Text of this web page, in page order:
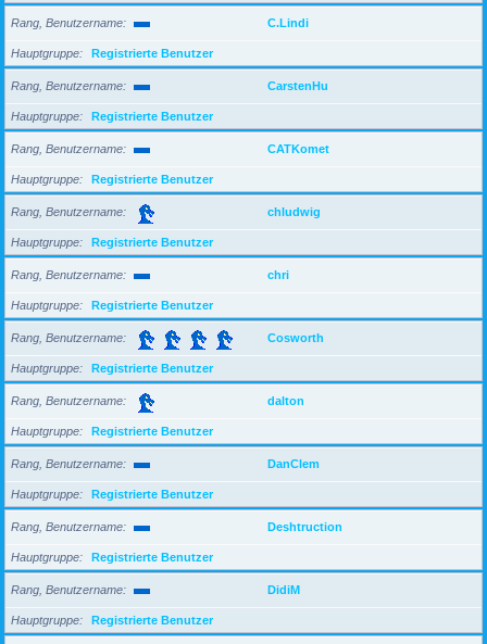
Rang, Benutzername C.Lindi
Hauptgruppe Registrierte Benutzer
Rang, Benutzername CarstenHu
Hauptgruppe Registrierte Benutzer
Rang, Benutzername CATKomet
Hauptgruppe Registrierte Benutzer
Rang, Benutzername chludwig
Hauptgruppe Registrierte Benutzer
Rang, Benutzername chri
Hauptgruppe Registrierte Benutzer
Rang, Benutzername Cosworth
Hauptgruppe Registrierte Benutzer
Rang, Benutzername dalton
Hauptgruppe Registrierte Benutzer
Rang, Benutzername DanClem
Hauptgruppe Registrierte Benutzer
Rang, Benutzername Deshtruction
Hauptgruppe Registrierte Benutzer
Rang, Benutzername DidiM
Hauptgruppe Registrierte Benutzer